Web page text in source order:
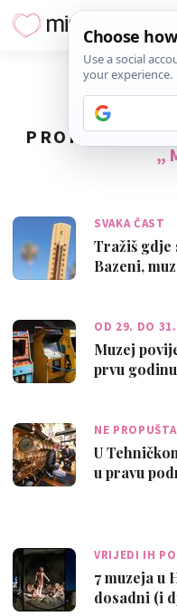
PRONAĐENO
SVAKA ČAST
Tražiš gdje
Bazeni,
OD 29. DO
Muzej
prvu
NE
U
u pravu
VRIJEDI IH
7 muzeja u
dosadni (i